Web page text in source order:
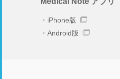
iPhone版
Android版